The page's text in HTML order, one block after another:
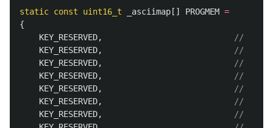
static const uint16_t _asciimap [] PROGMEM =
{
KEY_RESERVED,
KEY_RESERVED,
KEY_RESERVED,
KEY_RESERVED,
KEY_RESERVED,
KEY_RESERVED,
KEY_RESERVED,